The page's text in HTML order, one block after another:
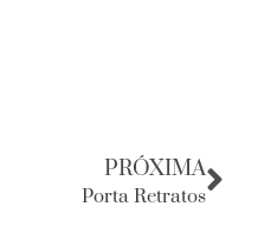
PRÓXIMA
Porta Retratos